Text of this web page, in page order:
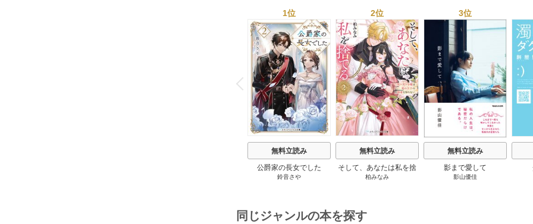
P
r
e
v
i
o
u
s
1位
無料立読み
公爵家の長女でした
鈴音さや
2位
無料立読み
そして、あなたは私を捨
てる
柏みなみ
3位
無料立読み
影まで愛して
影山優佳
同じジャンルの本を探す